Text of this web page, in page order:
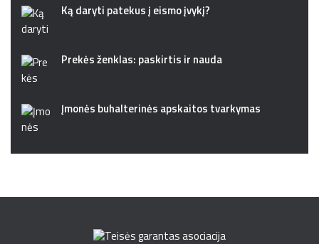
Ką daryti patekus į eismo įvykį?
Prekės ženklas: paskirtis ir nauda
Įmonės buhalterinės apskaitos tvarkymas